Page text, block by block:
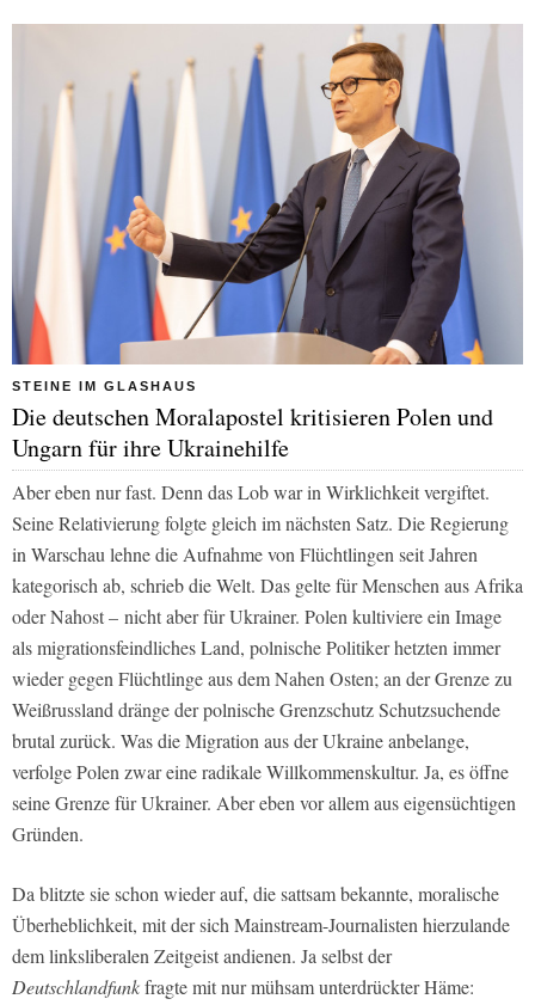
STEINE IM GLASHAUS
Die deutschen Moralapostel kritisieren Polen und
Ungarn für ihre Ukrainehilfe
Aber eben nur fast. Denn das Lob war in Wirklichkeit vergiftet.
Seine Relativierung folgte gleich im nächsten Satz. Die Regierung
in Warschau lehne die Aufnahme von Flüchtlingen seit Jahren
kategorisch ab, schrieb dieWelt. Das gelte für Menschen aus Afrika
oder Nahost – nicht aber für Ukrainer. Polen kultiviere ein Image
als migrationsfeindliches Land, polnische Politiker hetzten immer
wieder gegen Flüchtlinge aus dem Nahen Osten; an der Grenze zu
Weißrussland dränge der polnische Grenzschutz Schutzsuchende
brutal zurück. Was die Migration aus der Ukraine anbelange,
verfolge Polen zwar eine radikale Willkommenskultur. Ja, es öffne
seine Grenze für Ukrainer. Aber eben vor allem aus eigensüchtigen
Gründen.
Da blitzte sie schon wieder auf, die sattsam bekannte, moralische
Überheblichkeit, mit der sich Mainstream-Journalisten hierzulande
dem linksliberalen Zeitgeist andienen. Ja selbst der
Deutschlandfunkfragte mit nur mühsam unterdrückter Häme: